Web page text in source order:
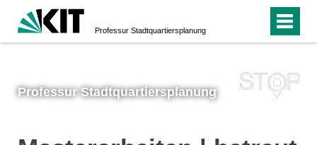
Professur Stadtquartiersplanung
Professur Stadtquartiersplanung